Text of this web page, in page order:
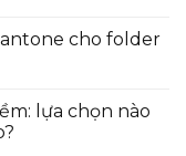
cho folder
lựa chọn nào